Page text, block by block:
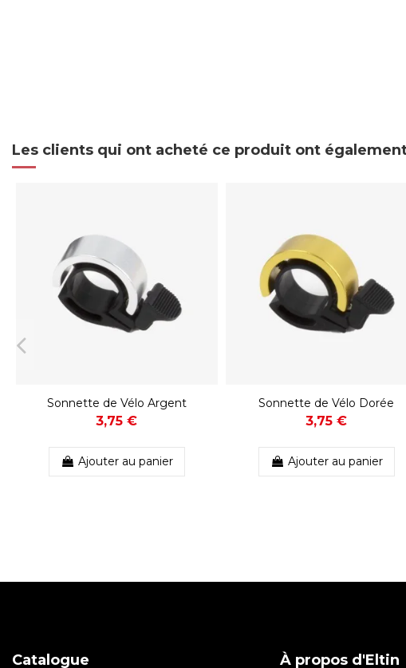
Les clients qui ont acheté ce produit ont
Sonnette de Vélo Argent
3,75 €
Ajouter au panier
Sonnette de Vélo Dorée
3,75 €
Ajouter au panier
Catalogue À propos d'Eltin